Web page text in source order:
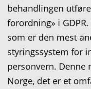
behandlingen
forordning» i
som er den mest
styringssystem for
personvern. Denne
Norge, det er et